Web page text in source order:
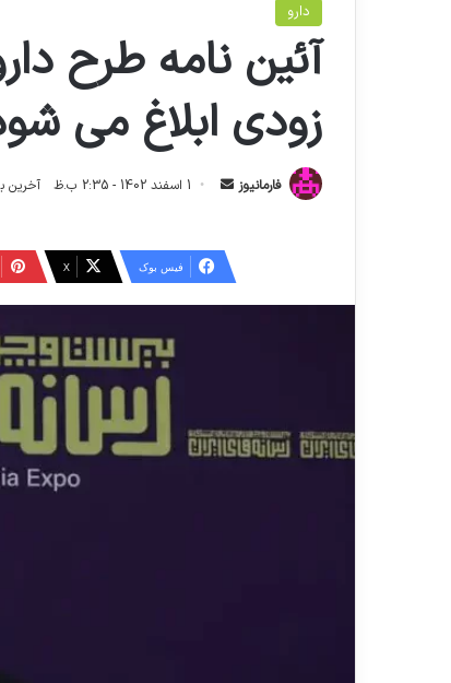
دارو
آئین نامه طرح
زودی ابلاغ می
فارمانیوز 1 اسفند 1402 - 2:35 ب.ظ
آخرین به روز
فیس بوک X